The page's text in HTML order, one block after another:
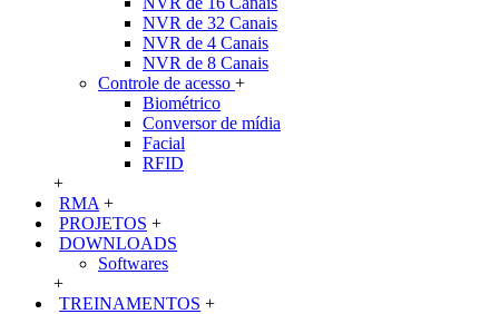
NVR de 32 Canais
NVR de 4 Canais
NVR de 8 Canais
Controle de acesso +
Biométrico
Conversor de mídia
Facial
RFID
+
RMA +
PROJETOS +
DOWNLOADS
Softwares
+
TREINAMENTOS +